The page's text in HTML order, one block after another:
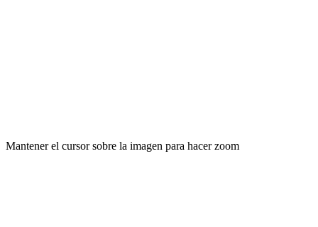
Mantener el cursor sobre la imagen para hacer zoom